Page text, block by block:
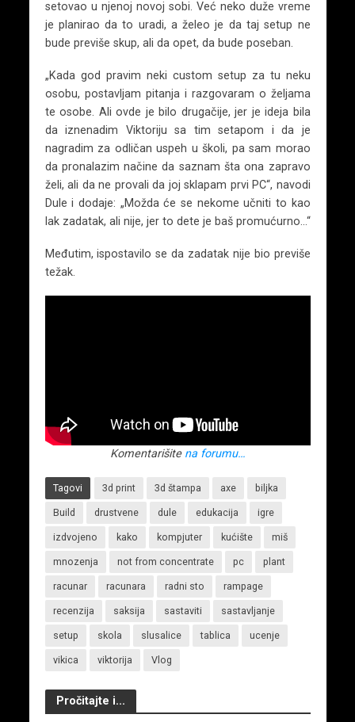
setovao u njenoj novoj sobi. Već neko duže vreme
je planirao da to uradi, a želeo je da taj setup ne
bude previše skup, ali da opet, da bude poseban.
„Kada god pravim neki custom setup za tu neku
osobu, postavljam pitanja i razgovaram o željama
te osobe. Ali ovde je bilo drugačije, jer je ideja bila
da iznenadim Viktoriju sa tim setapom i da je
nagradim za odličan uspeh u školi, pa sam morao
da pronalazim načine da saznam šta ona zapravo
želi, ali da ne provali da joj sklapam prvi PC“, navodi
Dule i dodaje: „Možda će se nekome učniti to kao
lak zadatak, ali nije, jer to dete je baš promućurno…“
Međutim, ispostavilo se da zadatak nije bio previše
težak.
Komentarišite na forumu…
Tagovi 3d print 3d štampa axe biljka
Build drustvene dule edukacija igre
izdvojeno kako kompjuter kućište miš
mnozenja not from concentrate pc plant
racunar racunara radni sto rampage
recenzija saksija sastaviti sastavljanje
setup skola slusalice tablica ucenje
vikica viktorija Vlog
Pročitajte i...